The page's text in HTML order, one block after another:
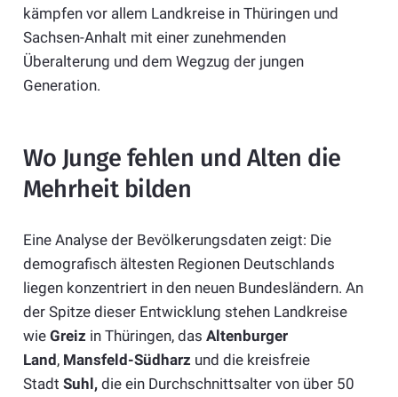
kämpfen vor allem Landkreise in Thüringen und
Sachsen-Anhalt mit einer zunehmenden
Überalterung und dem Wegzug der jungen
Generation.
Wo Junge fehlen und Alten die
Mehrheit bilden
Eine Analyse der Bevölkerungsdaten zeigt: Die
demografisch ältesten Regionen Deutschlands
liegen konzentriert in den neuen Bundesländern. An
der Spitze dieser Entwicklung stehen Landkreise
wie Greiz in Thüringen, das Altenburger
Land, Mansfeld-Südharz und die kreisfreie
Stadt Suhl,die ein Durchschnittsalter von über 50